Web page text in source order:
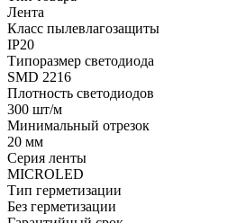
Лента
Класс пылевлагозащиты
IP20
Типоразмер светодиода
SMD 2216
Плотность светодиодов
300 шт/м
Минимальный отрезок
20 мм
Серия ленты
MICROLED
Тип герметизации
Без герметизации